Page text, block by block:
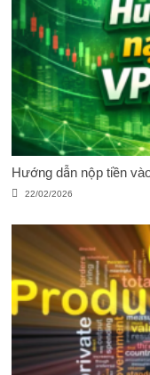
Hướng dẫn nộp tiền
22/02/2026